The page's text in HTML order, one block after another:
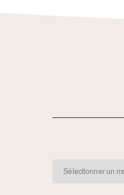
Archives